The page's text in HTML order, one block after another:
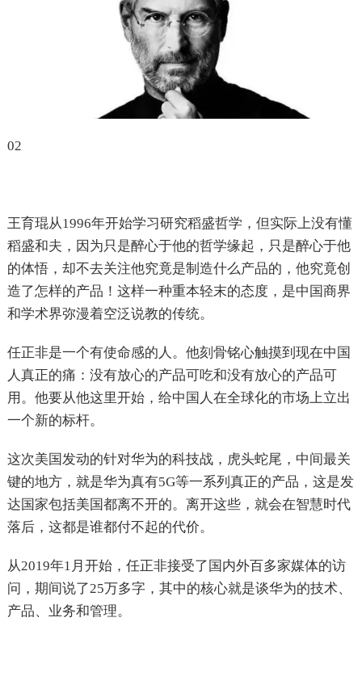
02
王育琨从1996年开始学习研究稻盛哲学，但实际上没有懂
稻盛和夫，因为只是醉心于他的哲学缘起，只是醉心于他
的体悟，却不去关注他究竟是制造什么产品的，他究竟创
造了怎样的产品！这样一种重本轻末的态度，是中国商界
和学术界弥漫着空泛说教的传统。
任正非是一个有使命感的人。他刻骨铭心触摸到现在中国
人真正的痛：没有放心的产品可吃和没有放心的产品可
用。他要从他这里开始，给中国人在全球化的市场上立出
一个新的标杆。
这次美国发动的针对华为的科技战，虎头蛇尾，中间最关
键的地方，就是华为真有5G等一系列真正的产品，这是发
达国家包括美国都离不开的。离开这些，就会在智慧时代
落后，这都是谁都付不起的代价。
从2019年1月开始，任正非接受了国内外百多家媒体的访
问，期间说了25万多字，其中的核心就是谈华为的技术、
产品、业务和管理。